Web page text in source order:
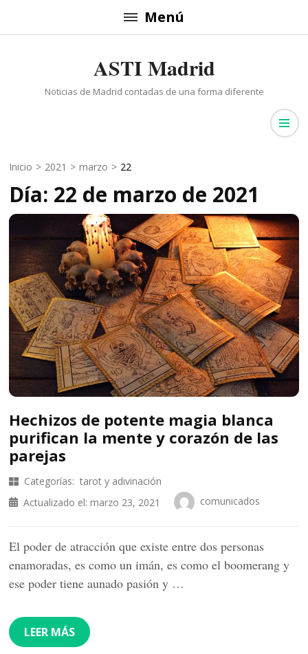
al
Menú
ASTI Madrid
Noticias de Madrid contadas de una forma diferente
Inicio > 2021 > marzo > 22
Día: 22 de marzo de 2021
Hechizos de potente magia blanca
purifican la mente y corazón de las
parejas
Categorías: tarot y adivinación
Actualizado el: marzo 23, 2021 comunicados
El poder de atracción que existe entre dos personas
enamoradas, es como un imán, es como el boomerang y
ese poder tiene aunado pasión y …
LEER MÁS